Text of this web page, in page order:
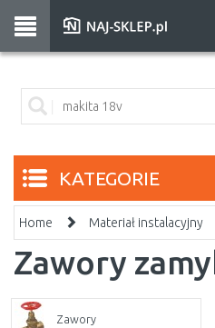
KATEGORIE
Home Materiał instalacyjny
Zawory
Zawory